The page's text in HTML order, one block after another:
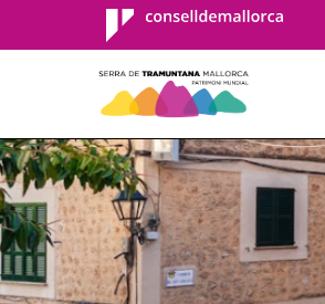
Consell de
Mallorca